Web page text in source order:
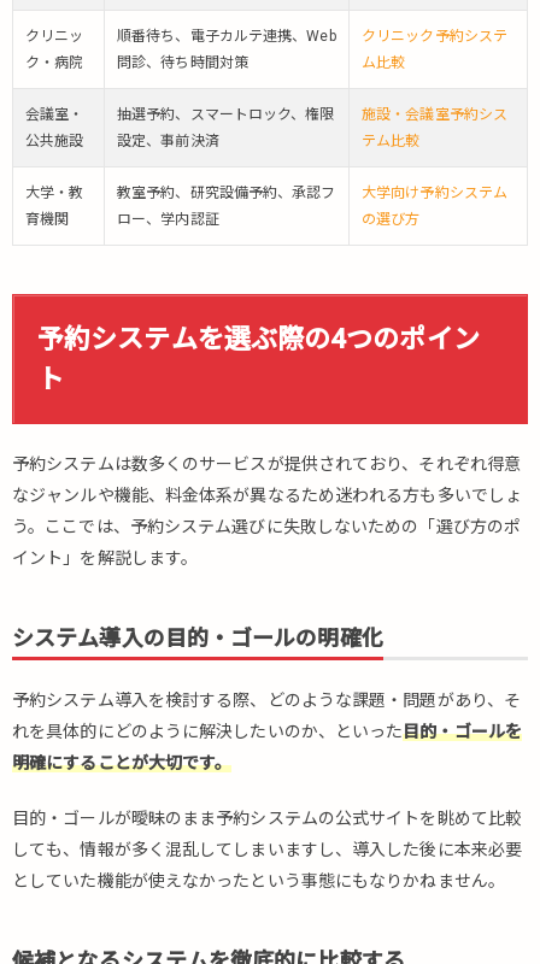
ト
3.1.
テム
導入
的・
3.2.
候補
ステ
ムを
的に
比較
する
シス
導入
後の
成長
据え
て検
討す
クリニッ
ク・病院
順番待ち、電子カルテ連携、Web
問診、待ち時間対策
クリニック予約システ
ム比較
会議室・
公共施設
抽選予約、スマートロック、権限
設定、事前決済
施設・会議室予約シス
テム比較
大学・教
育機関
教室予約、研究設備予約、承認フ
ロー、学内認証
大学向け予約システム
の選び方
予約システムを選ぶ際の4つのポイン
ト
予約システムは数多くのサービスが提供されており、それぞれ得意
なジャンルや機能、料金体系が異なるため迷われる方も多いでしょ
う。ここでは、予約システム選びに失敗しないための「選び方のポ
イント」を解説します。
システム導入の目的・ゴールの明確化
予約システム導入を検討する際、どのような課題・問題があり、そ
れを具体的にどのように解決したいのか、といった目的・ゴールを
明確にすることが大切です。
目的・ゴールが曖昧のまま予約システムの公式サイトを眺めて比較
しても、情報が多く混乱してしまいますし、導入した後に本来必要
としていた機能が使えなかったという事態にもなりかねません。